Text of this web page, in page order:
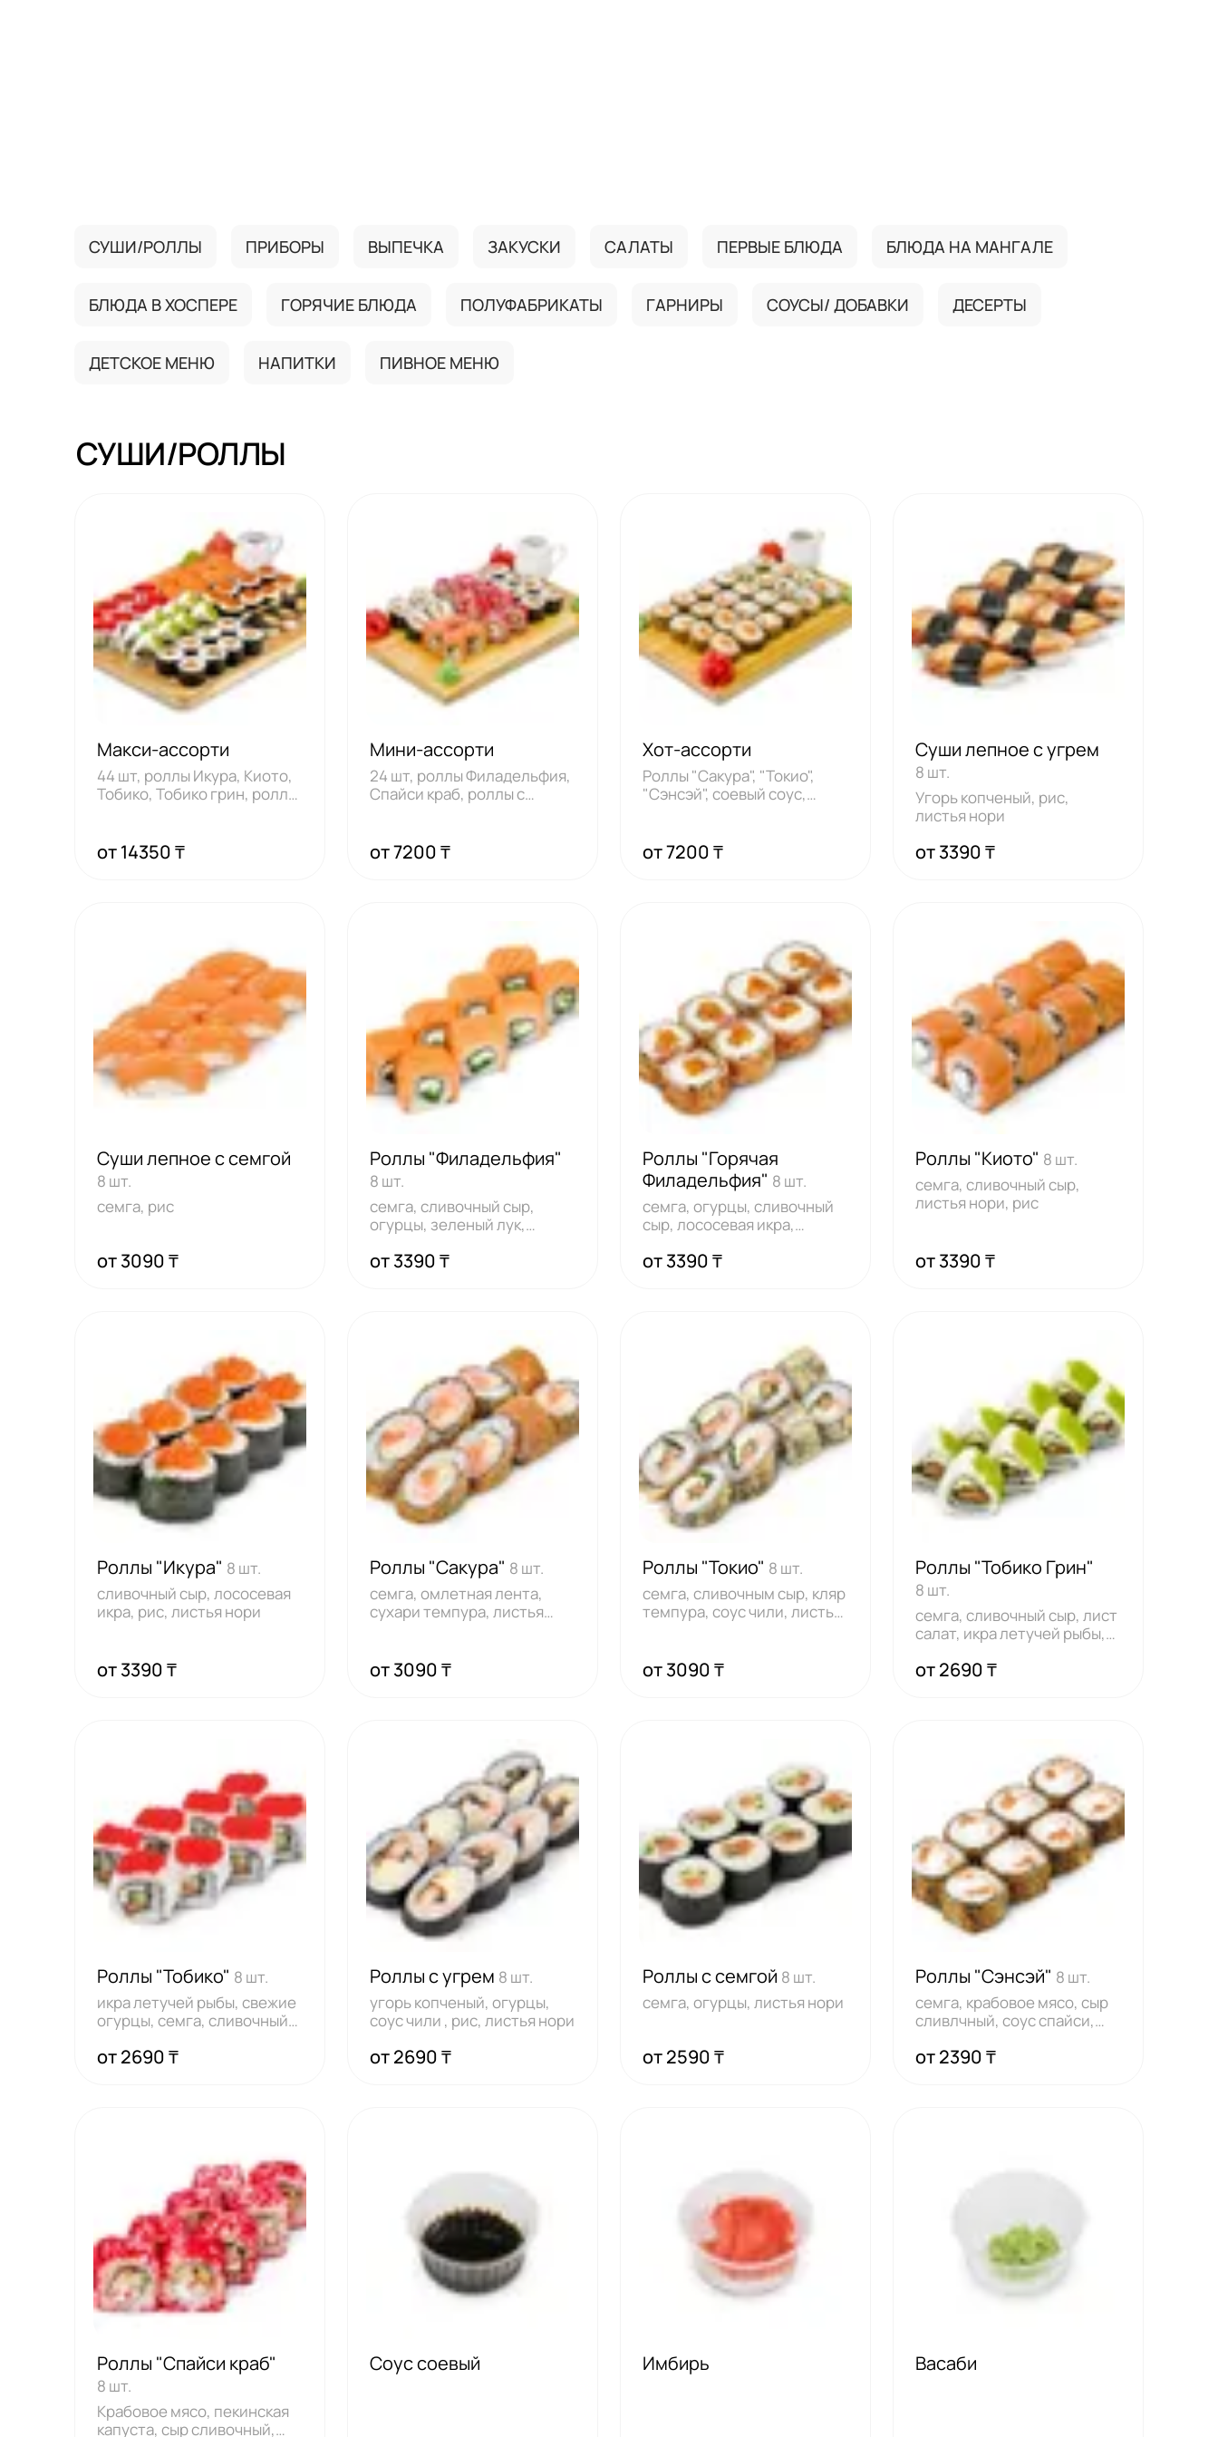
СУШИ/РОЛЛЫ ПРИБОРЫ ВЫПЕЧКА ЗАКУСКИ САЛАТЫ ПЕРВЫЕ БЛЮДА БЛЮДА НА МАНГАЛЕ
БЛЮДА В ХОСПЕРЕ ГОРЯЧИЕ БЛЮДА ПОЛУФАБРИКАТЫ ГАРНИРЫ СОУСЫ/ ДОБАВКИ ДЕСЕРТЫ
ДЕТСКОЕ МЕНЮ НАПИТКИ ПИВНОЕ МЕНЮ
СУШИ/РОЛЛЫ
Макси-ассорти
44 шт, роллы Икура, Киото,
Тобико, Тобико грин, роллы
от 14350 ₸
Мини-ассорти
24 шт, роллы Филадельфия,
Спайси краб, роллы с
от 7200 ₸
Хот-ассорти
Роллы "Сакура", "Токио",
"Сэнсэй", соевый соус,
от 7200 ₸
Суши лепное с угрем
8 шт.
Угорь копченый, рис,
листья нори
от 3390 ₸
Суши лепное с семгой
8 шт.
семга, рис
от 3090 ₸
Роллы "Филадельфия"
8 шт.
семга, сливочный сыр,
огурцы, зеленый лук,
от 3390 ₸
Роллы "Горячая
Филадельфия" 8 шт.
семга, огурцы, сливочный
сыр, лососевая икра,
от 3390 ₸
Роллы "Киото" 8 шт.
семга, сливочный сыр,
листья нори, рис
от 3390 ₸
Роллы "Икура" 8 шт.
сливочный сыр, лососевая
икра, рис, листья нори
от 3390 ₸
Роллы "Сакура" 8 шт.
семга, омлетная лента,
сухари темпура, листья
от 3090 ₸
Роллы "Токио" 8 шт.
семга, сливочным сыр, кляр
темпура, соус чили, листья
от 3090 ₸
Роллы "Тобико Грин"
8 шт.
семга, сливочный сыр, лист
салат, икра летучей рыбы,
от 2690 ₸
Роллы "Тобико" 8 шт.
икра летучей рыбы, свежие
огурцы, семга, сливочный
от 2690 ₸
Роллы с угрем 8 шт.
угорь копченый, огурцы,
соус чили , рис, листья нори
от 2690 ₸
Роллы с семгой 8 шт.
семга, огурцы, листья нори
от 2590 ₸
Роллы "Сэнсэй" 8 шт.
семга, крабовое мясо, сыр
сливлчный, соус спайси,
от 2390 ₸
Роллы "Спайси краб"
8 шт.
Крабовое мясо, пекинская
капуста, сыр сливочный,
Соус соевый Имбирь Васаби